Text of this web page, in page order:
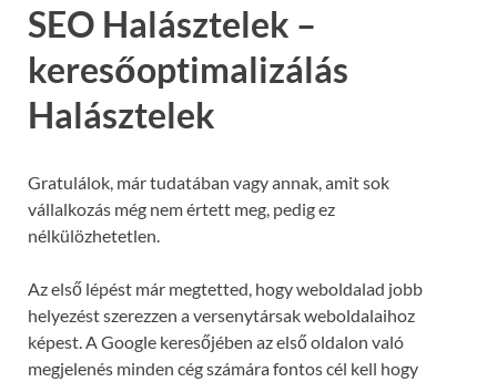
SEO Halásztelek –
keresőoptimalizálás
Halásztelek
Gratulálok, már tudatában vagy annak, amit sok
vállalkozás még nem értett meg, pedig ez
nélkülözhetetlen.
Az első lépést már megtetted, hogy weboldalad jobb
helyezést szerezzen a versenytársak weboldalaihoz
képest. A Google keresőjében az első oldalon való
megjelenés minden cég számára fontos cél kell hogy